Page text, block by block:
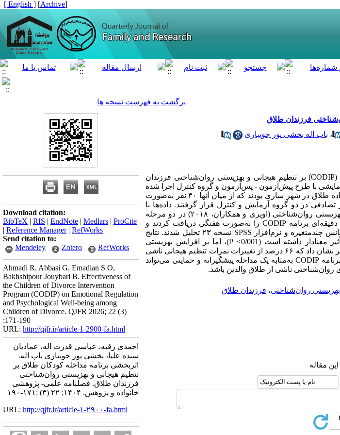
[
Archive
]
[ English ]
برگشت به فهرست نسخه ها
فرزندان طلاق
، باب اله بخشی پور جویباری
مطالعه حاضر با هدف بررسی اثربخشی برنامه مداخله کودکان طلاق (CODIP) بر تنظیم هیجانی و بهزیستی روان‌شناختی فرزندان
با طرح پیش‌آزمون - پس‌آزمون و گروه کنترل اجرا شده
است. جامعه آماری پژوهش همۀ دانش‌آموزان ۸ تا ۱۰ سال دارای خانواده طلاق در شهر ساری بودند که از میان آنها ۳۰ نفر به‌صورت
در دو گروه آزمایش و کنترل قرار گرفتند. داده‌ها با
استفاده از پرسشنامه‌های تنظیم هیجانی (زیمن و همکاران، ۲۰۰۲) و بهزیستی روان‌شناختی (اوپری و همکاران، ۲۰۱۸) در دو مرحله
پیش‌آزمون و پس‌آزمون گردآوری شدند. گروه آزمایش، ۱۵ جلسه ۴۵ دقیقه‌ای برنامه CODIP را به‌صورت هفتگی دریافت کردند و
گروه کنترل مداخله‌ای دریافت نکرد. داده‌ها با استفاده از تحلیل کوواریانس چندمتغیره و نرم‌افزار SPSS نسخه ۲۳ تحلیل شدند. نتایج
نشان داد که برنامه CODIP بر بهبود تنظیم هیجانی فرزندان طلاق تأثیر معنادار داشته است (0/001≥ P)، اما بر افزایش بهزیستی
روان‌شناختی آنها تأثیر معنادار نداشته است (0/081= P). شاخص اندازه اثر نشان داد که ۶۶ درصد از تغییرات نمرات تنظیم هیجانی ناشی
از اجرای این مداخله است. بر اساس یافته‌ها می‌توان نتیجه گرفت که برنامه CODIP به‌­مثابه یک مداخله پیشگیرانه و حمایتی می‌تواند
روان‌شناختی ناشی از طلاق والدین باشد.
بهزیستی روان‌شناختی، فرزندان طلاق
مقاله
Download citation:
BibTeX | RIS | EndNote | Medlars | ProCite
| Reference Manager| RefWorks
Send citation to:
Mendeley
Zotero RefWorks
Ahmadi R, Abbasi G, Emadian S O,
Bakhshipour Jouybari B. Effectiveness of
the Children of Divorce Intervention
Program (CODIP) on Emotional Regulation
and Psychological Well‑being among
Children of Divorce. QJFR 2026; 22 (3)
:171-190
URL: http://qjfr.ir/article-1-2900-fa.html
احمدی رقیه، عباسی قدرت اله، عمادیان
سیده علیا، بخشی پور جویباری باب اله.
اثربخشی برنامه مداخله کودکان طلاق بر
تنظیم هیجانی و بهزیستی روان‌شناختی
فرزندان طلاق. فصلنامه علمی- پژوهشی
خانواده و پژوهش. ۱۴۰۴; ۲۲ (۳) :۱۷۱-۱۹۰
URL: http://qjfr.ir/article-۱-۲۹۰۰-fa.html